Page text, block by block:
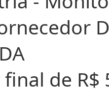
de R$